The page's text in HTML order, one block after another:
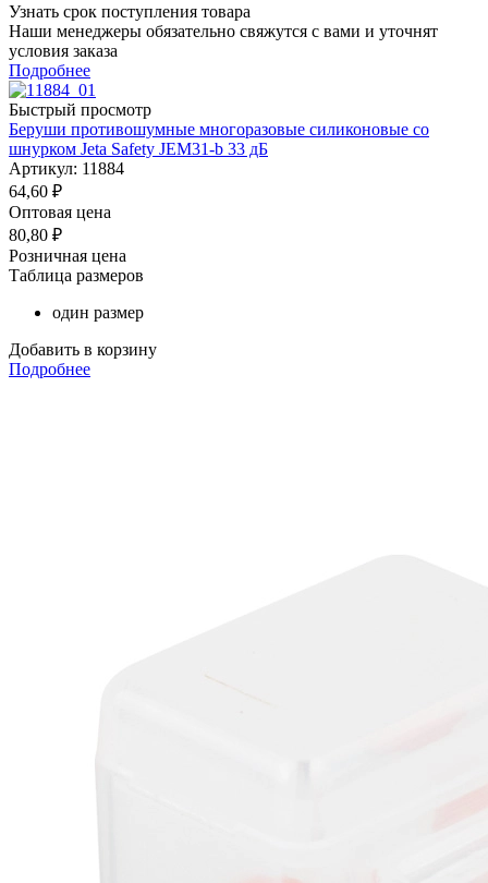
Узнать срок поступления товара
Наши менеджеры обязательно свяжутся с вами и уточнят
условия заказа
Подробнее
Быстрый просмотр
Беруши противошумные многоразовые силиконовые со
шнурком Jeta Safety JEM31-b 33 дБ
Артикул: 11884
64,60 ₽
Оптовая цена
80,80 ₽
Розничная цена
Таблица размеров
один размер
Добавить в корзину
Подробнее